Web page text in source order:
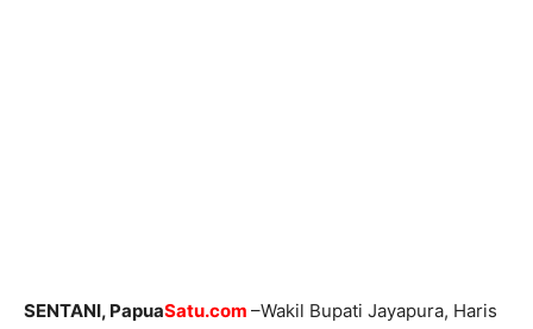
SENTANI, PapuaSatu.com –Wakil Bupati Jayapura, Haris